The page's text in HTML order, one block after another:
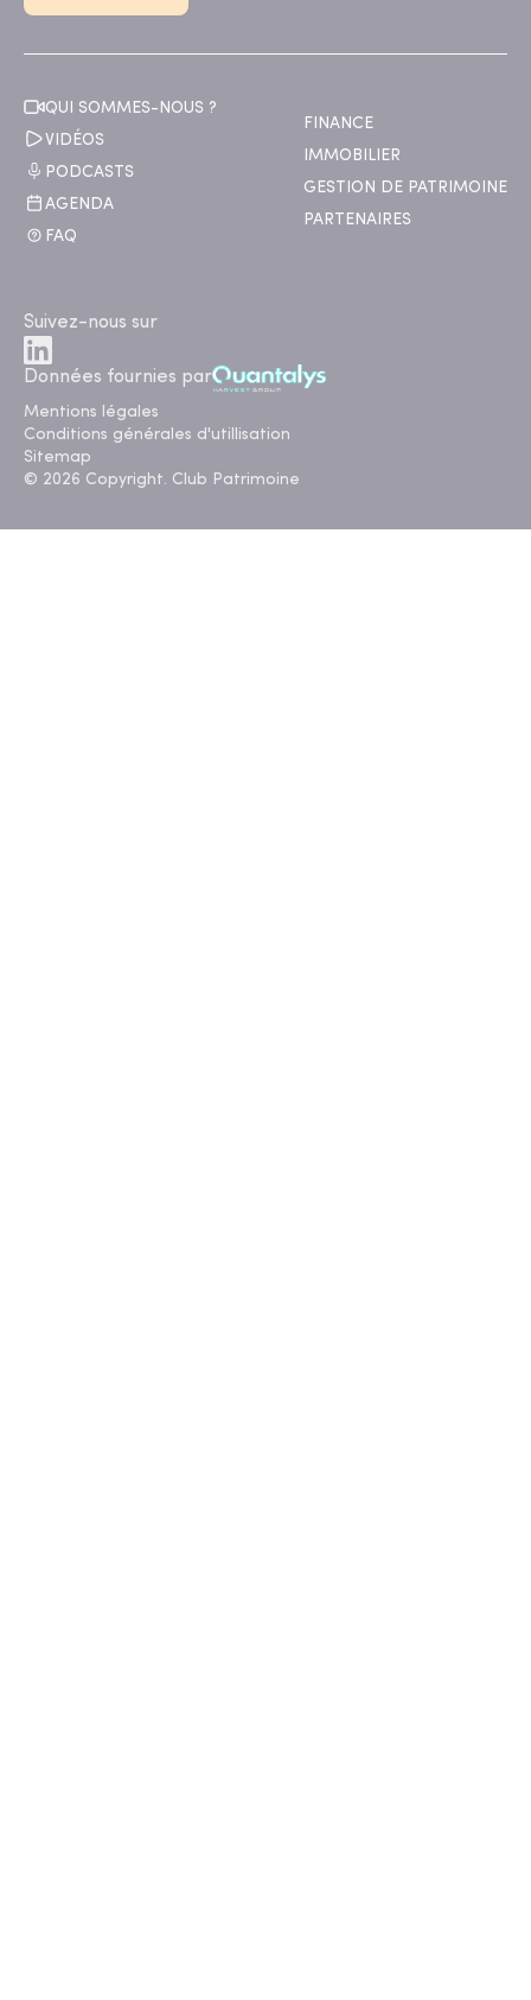
QUI SOMMES-NOUS ?
VIDÉOS
PODCASTS
AGENDA
FAQ
FINANCE
IMMOBILIER
GESTION DE PATRIMOINE
PARTENAIRES
Suivez-nous sur
Données fournies par
Mentions légales
Conditions générales d'utillisation
Sitemap
© 2026 Copyright. Club Patrimoine